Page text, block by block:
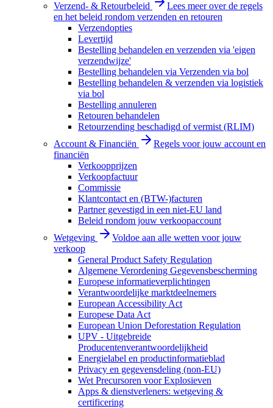
Verzend- & Retourbeleid
Lees meer over de regels
en het beleid rondom verzenden en retouren
Verzendopties
Levertijd
Bestelling behandelen en verzenden via 'eigen
verzendwijze'
Bestelling behandelen via Verzenden via bol
Bestelling behandelen & verzenden via logistiek
via bol
Bestelling annuleren
Retouren behandelen
Retourzending beschadigd of vermist (RLIM)
Account & Financiën
Regels voor jouw account en
financiën
Verkoopprijzen
Verkoopfactuur
Commissie
Klantcontact en (BTW-)facturen
Partner gevestigd in een niet-EU land
Beleid rondom jouw verkoopaccount
Wetgeving
Voldoe aan alle wetten voor jouw
verkoop
General Product Safety Regulation
Algemene Verordening Gegevensbescherming
Europese informatieverplichtingen
Verantwoordelijke marktdeelnemers
European Accessibility Act
Europese Data Act
European Union Deforestation Regulation
UPV - Uitgebreide
Producentenverantwoordelijkheid
Energielabel en productinformatieblad
Privacy en gegevensdeling (non-EU)
Wet Precursoren voor Explosieven
Apps & dienstverleners: wetgeving &
certificering